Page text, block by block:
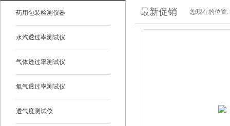
药用包装检测仪器
水汽透过率测试仪
气体透过率测试仪
氧气透过率测试仪
透气度测试仪
最新促销 您现在的位置: